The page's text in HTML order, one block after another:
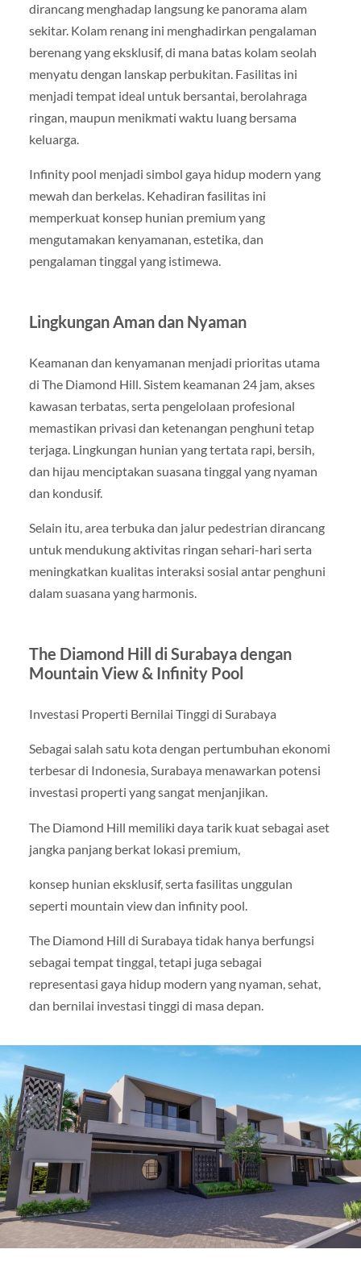
dirancang menghadap langsung ke panorama alam
sekitar. Kolam renang ini menghadirkan pengalaman
berenang yang eksklusif, di mana batas kolam seolah
menyatu dengan lanskap perbukitan. Fasilitas ini
menjadi tempat ideal untuk bersantai, berolahraga
ringan, maupun menikmati waktu luang bersama
keluarga.
Infinity pool menjadi simbol gaya hidup modern yang
mewah dan berkelas. Kehadiran fasilitas ini
memperkuat konsep hunian premium yang
mengutamakan kenyamanan, estetika, dan
pengalaman tinggal yang istimewa.
Lingkungan Aman dan Nyaman
Keamanan dan kenyamanan menjadi prioritas utama
di The Diamond Hill. Sistem keamanan 24 jam, akses
kawasan terbatas, serta pengelolaan profesional
memastikan privasi dan ketenangan penghuni tetap
terjaga. Lingkungan hunian yang tertata rapi, bersih,
dan hijau menciptakan suasana tinggal yang nyaman
dan kondusif.
Selain itu, area terbuka dan jalur pedestrian dirancang
untuk mendukung aktivitas ringan sehari-hari serta
meningkatkan kualitas interaksi sosial antar penghuni
dalam suasana yang harmonis.
The Diamond Hill di Surabaya dengan
Mountain View & Infinity Pool
Investasi Properti Bernilai Tinggi di Surabaya
Sebagai salah satu kota dengan pertumbuhan ekonomi
terbesar di Indonesia, Surabaya menawarkan potensi
investasi properti yang sangat menjanjikan.
The Diamond Hill memiliki daya tarik kuat sebagai aset
jangka panjang berkat lokasi premium,
konsep hunian eksklusif, serta fasilitas unggulan
seperti mountain view dan infinity pool.
The Diamond Hill di Surabaya tidak hanya berfungsi
sebagai tempat tinggal, tetapi juga sebagai
representasi gaya hidup modern yang nyaman, sehat,
dan bernilai investasi tinggi di masa depan.